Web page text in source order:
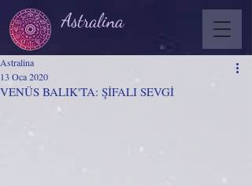
Astralina
VENÜS BALIK'TA: ŞİFALI SEVGİ
Astralina
13 Oca 2020